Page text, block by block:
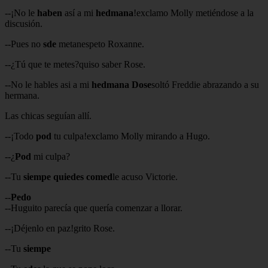
--¡No le haben así a mi hedmana!exclamo Molly metiéndose a la
discusión.
--Pues no sde metanespeto Roxanne.
--¿Tú que te metes?quiso saber Rose.
--No le hables asi a mi hedmana Dosesoltó Freddie abrazando a su
hermana.
Las chicas seguían allí.
--¡Todo pod tu culpa!exclamo Molly mirando a Hugo.
--¿Pod mi culpa?
--Tu siempe quiedes comedle acuso Victorie.
--Pedo
--Huguito parecía que quería comenzar a llorar.
--¡Déjenlo en paz!grito Rose.
--Tu siempe